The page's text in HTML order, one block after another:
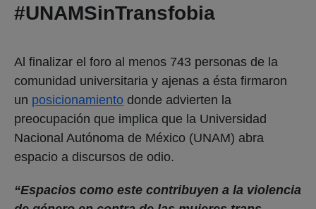
#UNAMSinTransfobia
Al finalizar el foro al menos 743 personas de la
comunidad universitaria y ajenas a ésta firmaron
un posicionamiento donde advierten la
preocupación que implica que la Universidad
Nacional Autónoma de México (UNAM) abra
espacio a discursos de odio.
“Espacios como este contribuyen a la violencia